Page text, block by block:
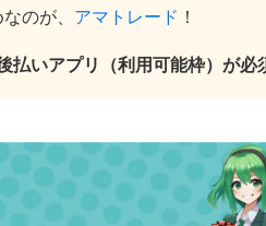
のが、 アマトレード ！
払いアプリ（利用可能枠）が必